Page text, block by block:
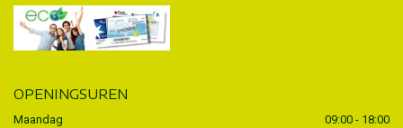
OPENINGSUREN
Maandag
09:00 - 18:00